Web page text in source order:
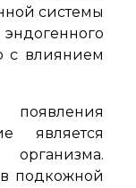
системы
с влиянием
является
подкожной